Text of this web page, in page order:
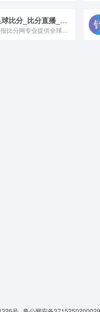
足球比分_比分直播_足球篮球比分直播 – 捷报比分网
捷报比分网专业提供全球足球比分直播，综合球类比分速递，足彩名家深度剖析。特邀足彩名家每日撰写原创足球推荐，全年365天不间断更新，是球迷和彩民获取比分资讯、参与竞彩的首选平台。